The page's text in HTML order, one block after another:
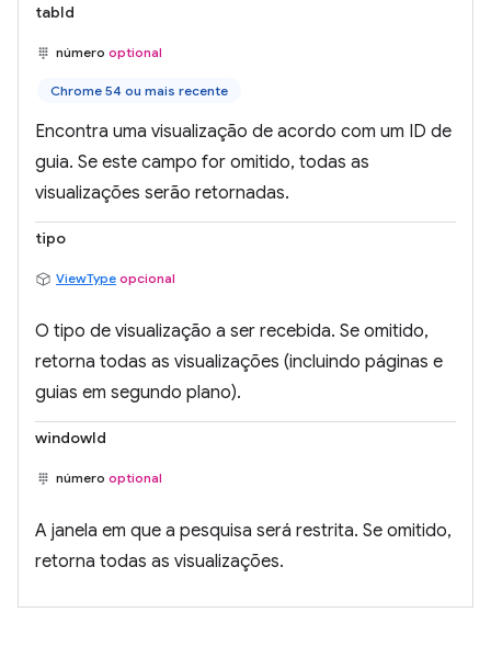
tabId
número optional
Chrome 54 ou mais recente
Encontra uma visualização de acordo com um ID de
guia. Se este campo for omitido, todas as
visualizações serão retornadas.
tipo
ViewType opcional
O tipo de visualização a ser recebida. Se omitido,
retorna todas as visualizações (incluindo páginas e
guias em segundo plano).
windowId
número optional
A janela em que a pesquisa será restrita. Se omitido,
retorna todas as visualizações.